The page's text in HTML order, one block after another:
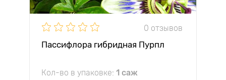
0 отзывов
Пассифлора гибридная Пурпл
Кол-во в упаковке: 1 саж